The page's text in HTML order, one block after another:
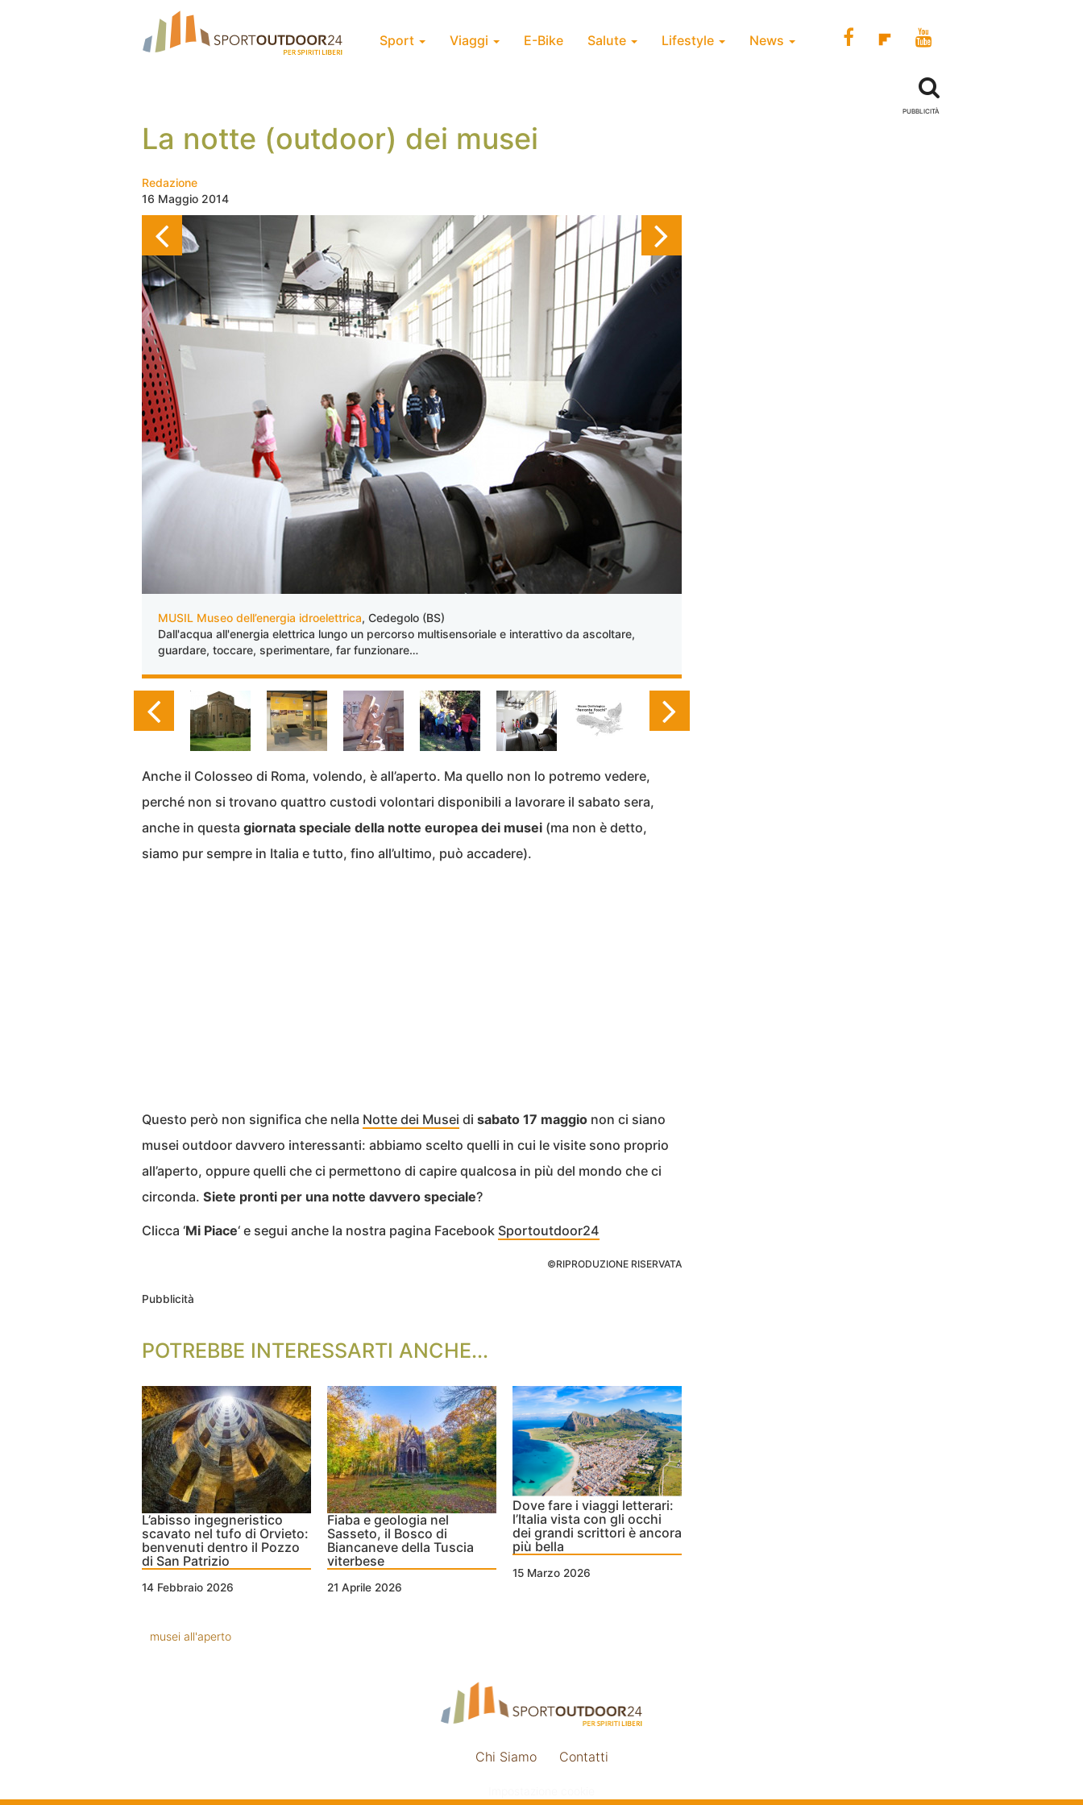
Sport Viaggi E-Bike Salute Lifestyle News
La notte (outdoor) dei musei
Redazione
16 Maggio 2014
MUSIL Museo dell’energia idroelettrica, Cedegolo (BS)
Dall'acqua all'energia elettrica lungo un percorso multisensoriale e interattivo da ascoltare,
guardare, toccare, sperimentare, far funzionare…
Anche il Colosseo di Roma, volendo, è all’aperto. Ma quello non lo potremo vedere,
perché non si trovano quattro custodi volontari disponibili a lavorare il sabato sera,
anche in questa giornata speciale della notte europea dei musei (ma non è detto,
siamo pur sempre in Italia e tutto, fino all’ultimo, può accadere).
Questo però non significa che nella Notte dei Musei di sabato 17 maggio non ci siano
musei outdoor davvero interessanti: abbiamo scelto quelli in cui le visite sono proprio
all’aperto, oppure quelli che ci permettono di capire qualcosa in più del mondo che ci
circonda. Siete pronti per una notte davvero speciale?
Clicca ‘Mi Piace‘ e segui anche la nostra pagina Facebook Sportoutdoor24
©RIPRODUZIONE RISERVATA
Pubblicità
POTREBBE INTERESSARTI ANCHE...
L’abisso ingegneristico
scavato nel tufo di Orvieto:
benvenuti dentro il Pozzo
di San Patrizio
14 Febbraio 2026
Fiaba e geologia nel
Sasseto, il Bosco di
Biancaneve della Tuscia
viterbese
21 Aprile 2026
Dove fare i viaggi letterari:
l’Italia vista con gli occhi
dei grandi scrittori è ancora
più bella
15 Marzo 2026
musei all'aperto
PUBBLICITÀ
Chi Siamo Contatti